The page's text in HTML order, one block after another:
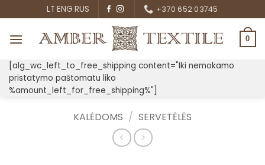
to
content
LT ENG RUS +370 652 03745
0
[alg_wc_left_to_free_shipping content="Iki nemokamo
pristatymo paštomatu liko
%amount_left_for_free_shipping%"]
KALĖDOMS / SERVETĖLĖS